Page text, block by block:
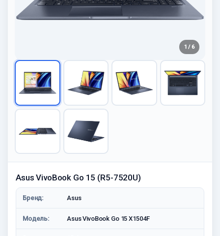
1 / 6
Asus VivoBook Go 15 (R5-7520U)
Бренд: Asus
Модель: Asus VivoBook Go 15 X1504F